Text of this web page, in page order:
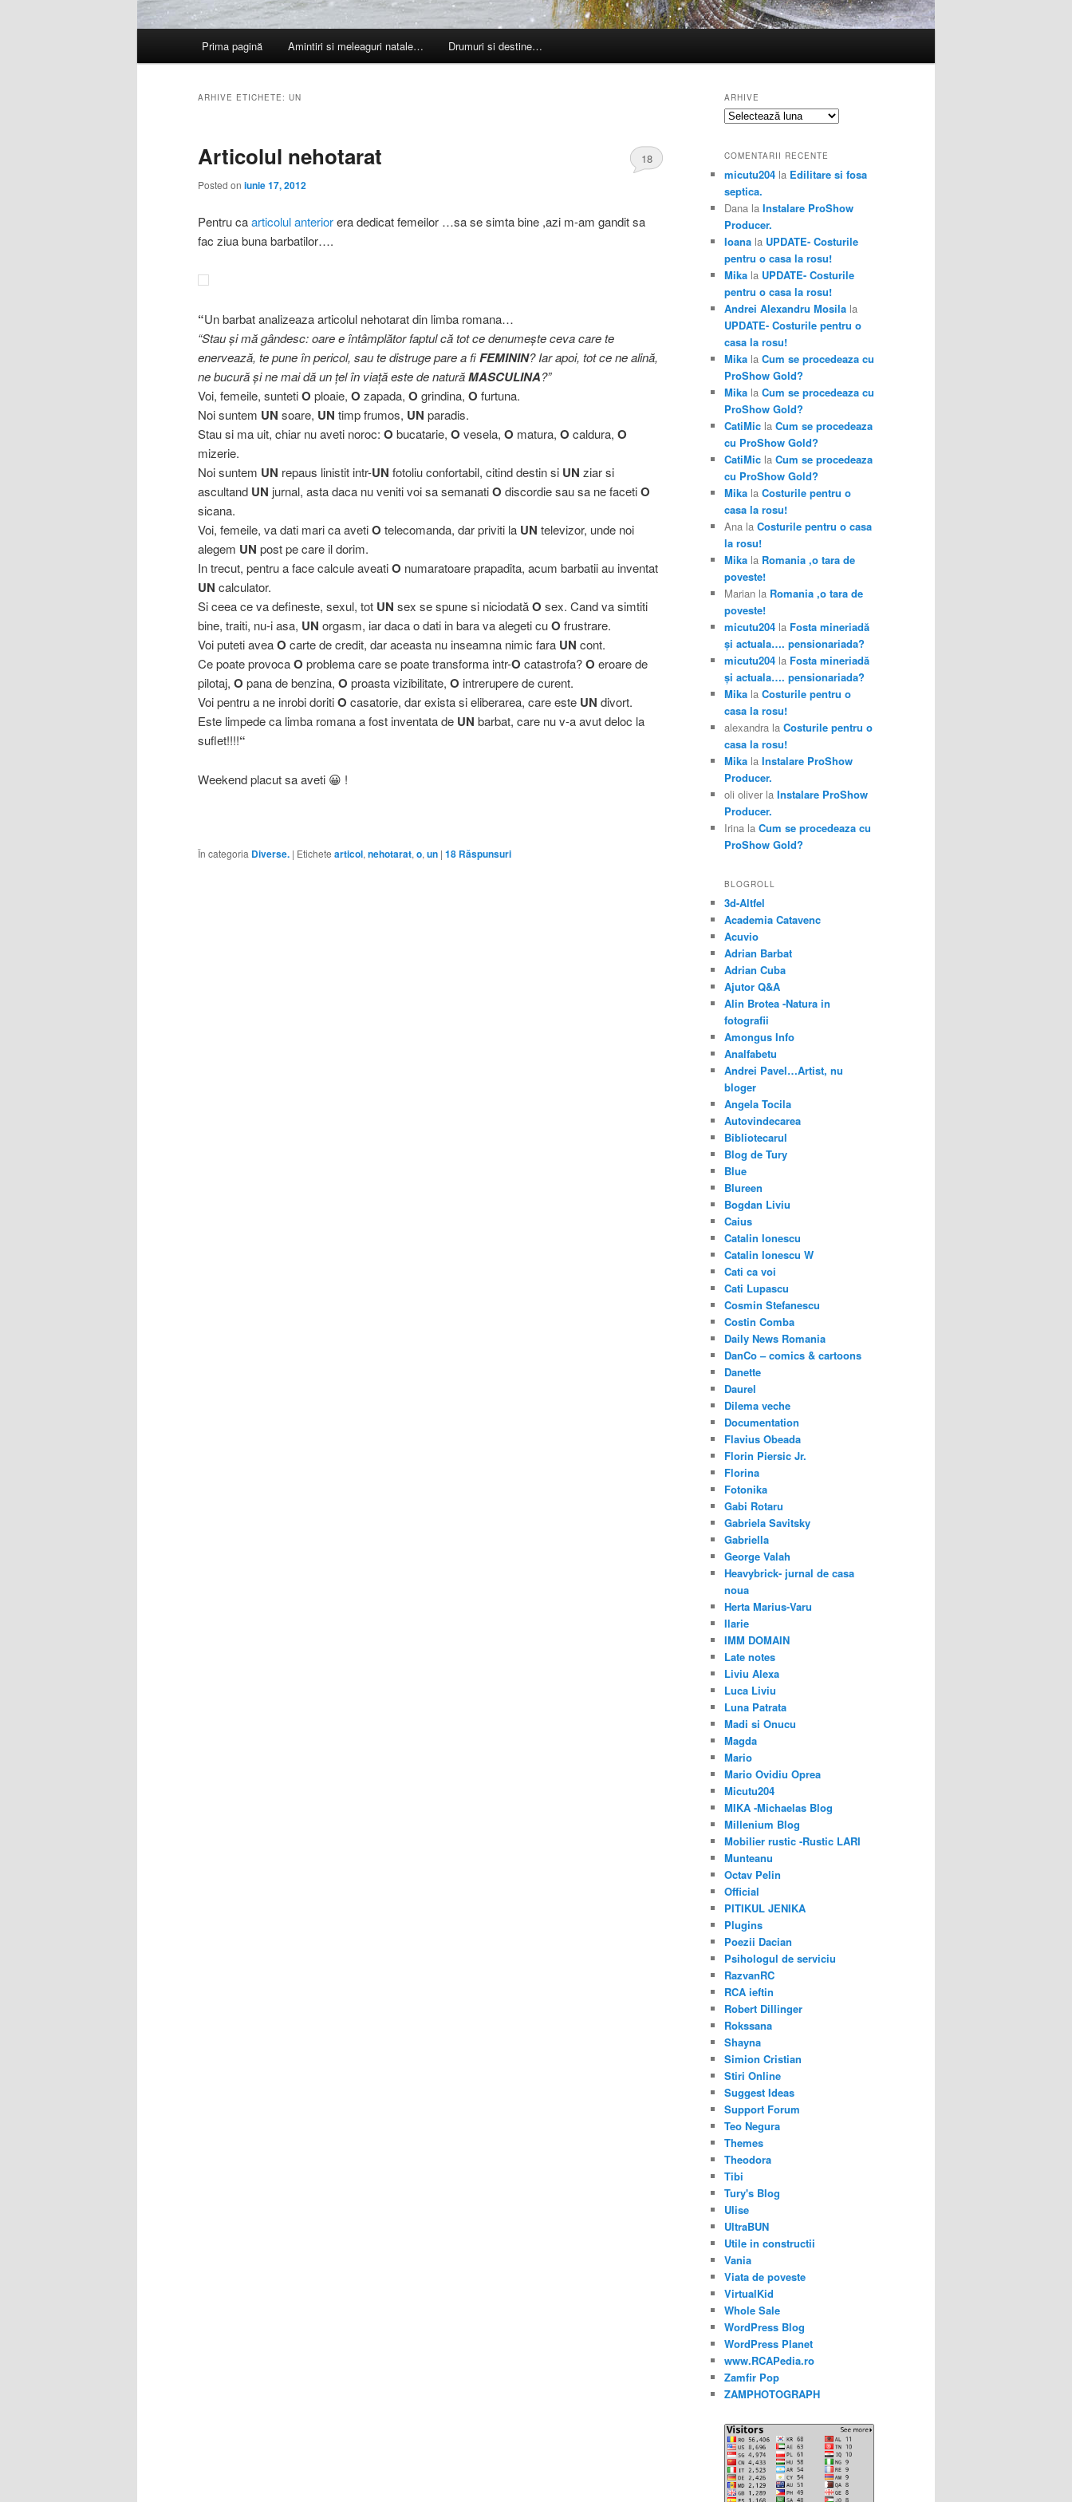
Prima pagină Amintiri si meleaguri natale… Drumuri si destine…
ARHIVE ETICHETE: UN
Articolul nehotarat
Posted on iunie 17, 2012
18
Pentru caarticolul anteriorera dedicat femeilor …sa se simta bine ,azi m-am gandit sa
fac ziua buna barbatilor….
“Un barbat analizeaza articolul nehotarat din limba romana…
“Stau şi mă gândesc: oare e întâmplător faptul că tot ce denumeşte ceva care te
enervează, te pune în pericol, sau te distruge pare a fiFEMININ? Iar apoi, tot ce ne alină,
ne bucură şi ne mai dă un ţel în viaţă este de naturăMASCULINA?”
Voi, femeile, suntetiO ploaie, O zapada, O grindina, O furtuna.
Noi suntem UN soare, UN timp frumos, UN paradis.
Stau si ma uit, chiar nu aveti noroc: O bucatarie, O vesela, O matura, O caldura, O
mizerie.
Noi suntem UN repaus linistit intr-UN fotoliu confortabil, citind destin si UN ziar si
ascultand UN jurnal, asta daca nu veniti voi sa semanatiO discordie sau sa ne facetiO
sicana.
Voi, femeile, va dati mari ca avetiO telecomanda, dar priviti la UN televizor, unde noi
alegem UN post pe care il dorim.
In trecut, pentru a face calcule aveatiO numaratoare prapadita, acum barbatii au inventat
UN calculator.
Si ceea ce va defineste, sexul, tot UN sex se spune si niciodatăO sex. Cand va simtiti
bine, traiti, nu-i asa, UN orgasm, iar daca o dati in bara va alegeti cuO frustrare.
Voi puteti aveaO carte de credit, dar aceasta nu inseamna nimic fara UN cont.
Ce poate provocaO problema care se poate transforma intr-O catastrofa?O eroare de
pilotaj, O pana de benzina, O proasta vizibilitate, O intrerupere de curent.
Voi pentru a ne inrobi doritiO casatorie, dar exista si eliberarea, care este UN divort.
Este limpede ca limba romana a fost inventata de UN barbat, care nu v-a avut deloc la
suflet!!!!“
Weekend placut sa aveti 😀 !
În categoria Diverse. | Etichete articol,nehotarat,o,un | 18 Răspunsuri
ARHIVE
Arhive
COMENTARII RECENTE
micutu204 la Edilitare si fosa
septica.
Dana la Instalare ProShow
Producer.
Ioana la UPDATE- Costurile
pentru o casa la rosu!
Mika la UPDATE- Costurile
pentru o casa la rosu!
Andrei Alexandru Mosila la
UPDATE- Costurile pentru o
casa la rosu!
Mika la Cum se procedeaza cu
ProShow Gold?
Mika la Cum se procedeaza cu
ProShow Gold?
CatiMic la Cum se procedeaza
cu ProShow Gold?
CatiMic la Cum se procedeaza
cu ProShow Gold?
Mika la Costurile pentru o
casa la rosu!
Ana la Costurile pentru o casa
la rosu!
Mika la Romania ,o tara de
poveste!
Marian la Romania ,o tara de
poveste!
micutu204 la Fosta mineriadă
şi actuala…. pensionariada?
micutu204 la Fosta mineriadă
şi actuala…. pensionariada?
Mika la Costurile pentru o
casa la rosu!
alexandra la Costurile pentru o
casa la rosu!
Mika la Instalare ProShow
Producer.
oli oliver la Instalare ProShow
Producer.
Irina la Cum se procedeaza cu
ProShow Gold?
BLOGROLL
3d-Altfel
Academia Catavenc
Acuvio
Adrian Barbat
Adrian Cuba
Ajutor Q&A
Alin Brotea -Natura in
fotografii
Amongus Info
Analfabetu
Andrei Pavel…Artist, nu
bloger
Angela Tocila
Autovindecarea
Bibliotecarul
Blog de Tury
Blue
Blureen
Bogdan Liviu
Caius
Catalin Ionescu
Catalin Ionescu W
Cati ca voi
Cati Lupascu
Cosmin Stefanescu
Costin Comba
Daily News Romania
DanCo – comics & cartoons
Danette
Daurel
Dilema veche
Documentation
Flavius Obeada
Florin Piersic Jr.
Florina
Fotonika
Gabi Rotaru
Gabriela Savitsky
Gabriella
George Valah
Heavybrick- jurnal de casa
noua
Herta Marius-Varu
Ilarie
IMM DOMAIN
Late notes
Liviu Alexa
Luca Liviu
Luna Patrata
Madi si Onucu
Magda
Mario
Mario Ovidiu Oprea
Micutu204
MIKA -Michaelas Blog
Millenium Blog
Mobilier rustic -Rustic LARI
Munteanu
Octav Pelin
Official
PITIKUL JENIKA
Plugins
Poezii Dacian
Psihologul de serviciu
RazvanRC
RCA ieftin
Robert Dillinger
Rokssana
Shayna
Simion Cristian
Stiri Online
Suggest Ideas
Support Forum
Teo Negura
Themes
Theodora
Tibi
Tury's Blog
Ulise
UltraBUN
Utile in constructii
Vania
Viata de poveste
VirtualKid
Whole Sale
WordPress Blog
WordPress Planet
www.RCAPedia.ro
Zamfir Pop
ZAMPHOTOGRAPH